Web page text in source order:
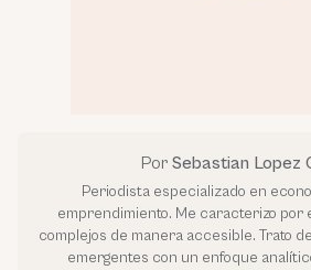
Por Sebastian Lopez
Periodista especializado en
emprendimiento. Me caracterizo por
complejos de manera accesible. Trato
emergentes con un enfoque